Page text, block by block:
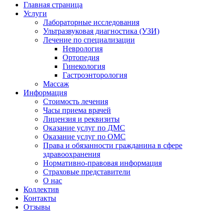
Главная страница
Услуги
Лабораторные исследования
Ультразвуковая диагностика (УЗИ)
Лечение по специализации
Неврология
Ортопедия
Гинекология
Гастроэнторология
Массаж
Информация
Стоимость лечения
Часы приема врачей
Лицензия и реквизиты
Оказание услуг по ДМС
Оказание услуг по ОМС
Права и обязанности гражданина в сфере
здравоохранения
Нормативно-правовая информация
Страховые представители
О нас
Коллектив
Контакты
Отзывы